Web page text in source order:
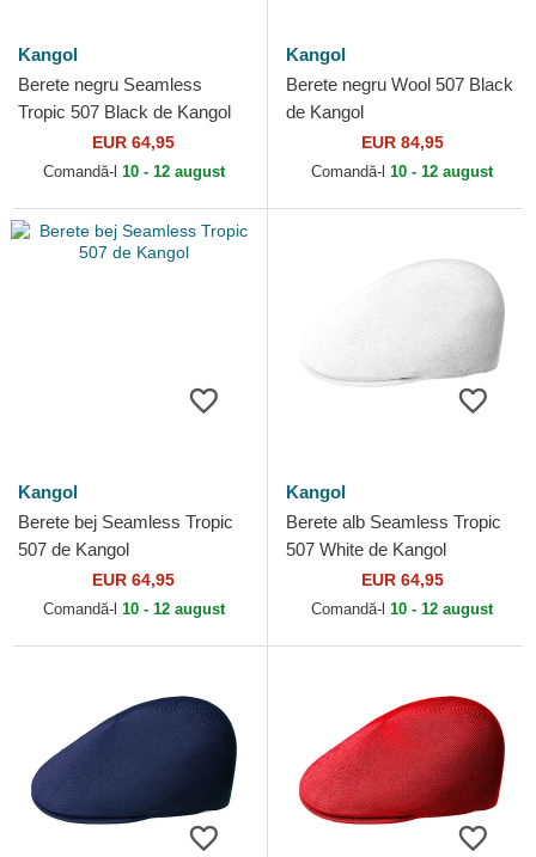
Kangol
Berete negru Seamless
Tropic 507 Black de Kangol
EUR 64,95
Comandă-l 10 - 12 august
Kangol
Berete negru Wool 507 Black
de Kangol
EUR 84,95
Comandă-l 10 - 12 august
Kangol
Berete bej Seamless Tropic
507 de Kangol
EUR 64,95
Comandă-l 10 - 12 august
Kangol
Berete alb Seamless Tropic
507 White de Kangol
EUR 64,95
Comandă-l 10 - 12 august